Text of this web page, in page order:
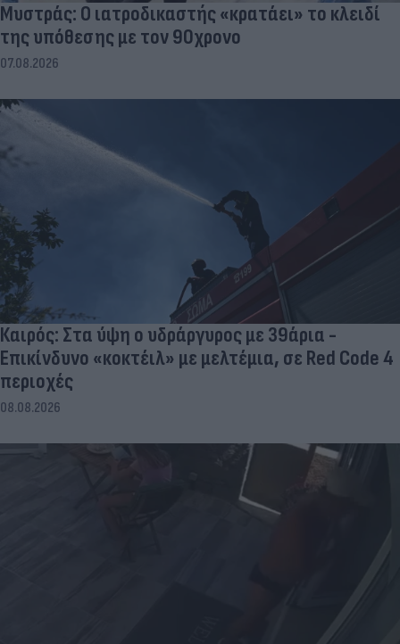
Μυστράς: Ο ιατροδικαστής «κρατάει» το κλειδί
της υπόθεσης με τον 90χρονο
07.08.2026
Καιρός: Στα ύψη ο υδράργυρος με 39άρια -
Επικίνδυνο «κοκτέιλ» με μελτέμια, σε Red Code 4
περιοχές
08.08.2026